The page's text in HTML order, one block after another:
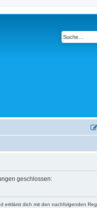
geschlossen:
erklärst dich mit den nachfolgenden